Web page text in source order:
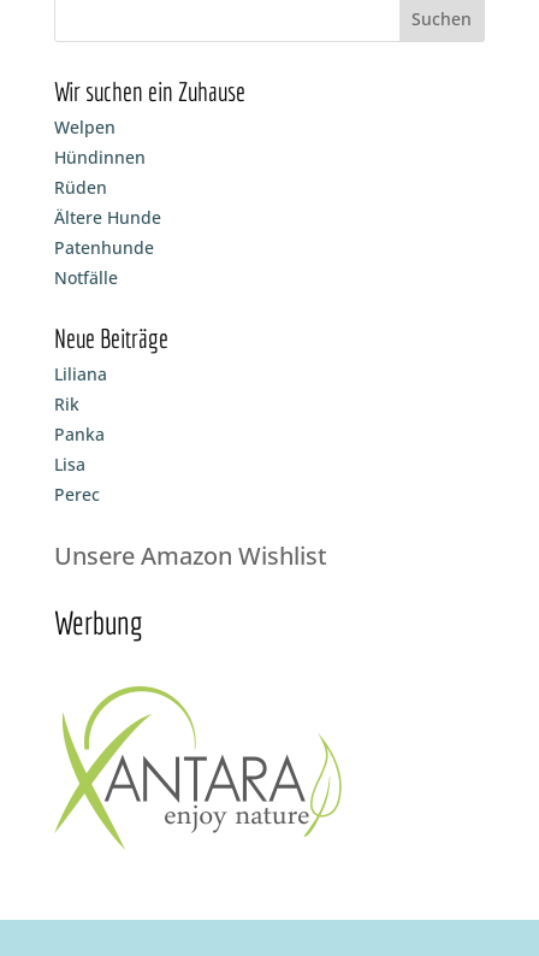
Wir suchen ein Zuhause
Welpen
Hündinnen
Rüden
Ältere Hunde
Patenhunde
Notfälle
Neue Beiträge
Liliana
Rik
Panka
Lisa
Perec
Unsere Amazon Wishlist
Werbung